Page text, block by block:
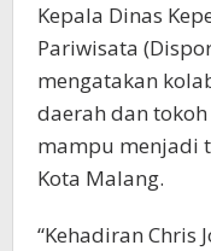
Kepala Dinas
Pariwisata
mengatakan
daerah dan
mampu menjadi
Kota Malang.
“Kehadiran Chris